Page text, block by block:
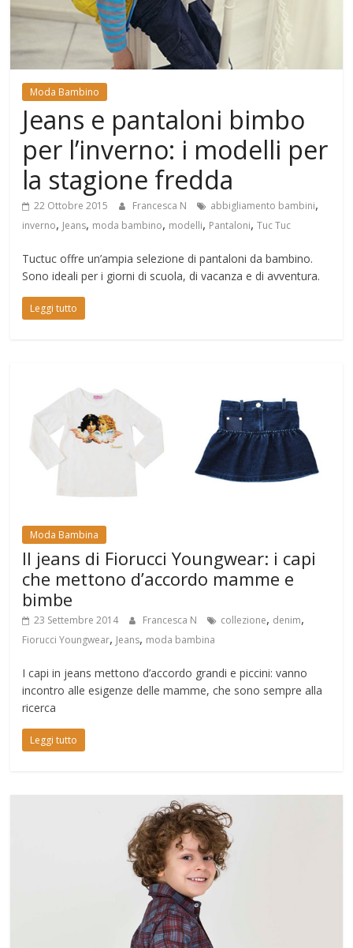
Mondo
Moda Bambino
Jeans e pantaloni bimbo
per l’inverno: i modelli per
la stagione fredda
22 Ottobre 2015 Francesca N abbigliamento bambini,
inverno, Jeans, moda bambino, modelli, Pantaloni,Tuc Tuc
Tuctuc offre un’ampia selezione di pantaloni da bambino.
Sono ideali per i giorni di scuola, di vacanza e di avventura.
Leggi tutto
Moda Bambina
Il jeans di Fiorucci Youngwear: i capi
che mettono d’accordo mamme e
bimbe
23 Settembre 2014 Francesca N collezione, denim,
Fiorucci Youngwear, Jeans, moda bambina
I capi in jeans mettono d’accordo grandi e piccini: vanno
incontro alle esigenze delle mamme, che sono sempre alla
ricerca
Leggi tutto